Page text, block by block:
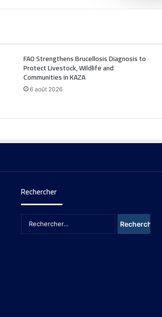
FAO Strengthens Brucellosis Diagnosis to
Protect Livestock, Wildlife and
Communities in KAZA
6 août 2026
Rechercher